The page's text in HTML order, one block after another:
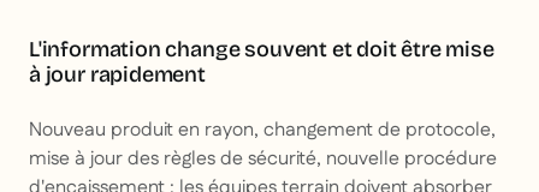
L'information change souvent et doit être mise
à jour rapidement
Nouveau produit en rayon, changement de protocole,
mise à jour des règles de sécurité, nouvelle procédure